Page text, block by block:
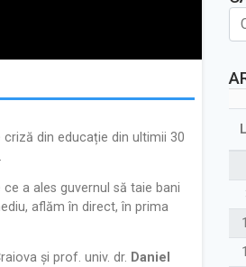
din educație din ultimii 30
a ales guvernul să taie bani
aflăm în direct, în prima
și prof. univ. dr. Daniel
L